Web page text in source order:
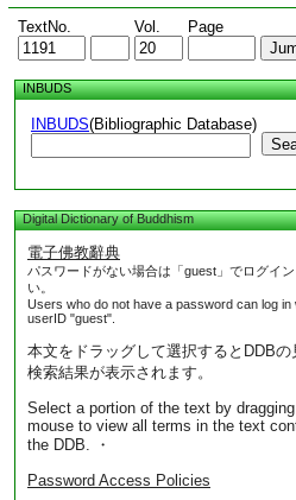
TextNo. Vol. Page
INBUDS
INBUDS(Bibliographic Database)
Digital Dictionary of Buddhism
電子佛教辭典
パスワードがない場合は「guest」でログイ
い。
Users who do not have a password can log in
userID "guest".
本文をドラッグして選択するとDDBの
検索結果が表示されます。
Select a portion of the text by
mouse to view all terms in the text
the DDB. ・
Password Access Policies